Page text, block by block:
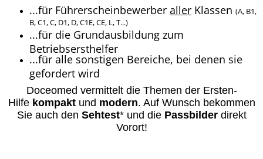
...für Führerscheinbewerber aller Klassen (A, B1,
B, C1, C, D1, D, C1E, CE, L, T...)
...für die Grundausbildung zum
Betriebsersthelfer
...für alle sonstigen Bereiche, bei denen sie
gefordert wird
Doceomed vermittelt die Themen der Ersten-
Hilfe kompaktund modern. Auf Wunsch bekommen
Sie auch den Sehtest* und die Passbilderdirekt
Vorort!